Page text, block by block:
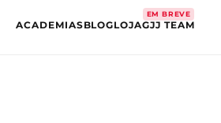
ACADEMIASBLOGLOJA
EM BREVE
GJJ TEAM